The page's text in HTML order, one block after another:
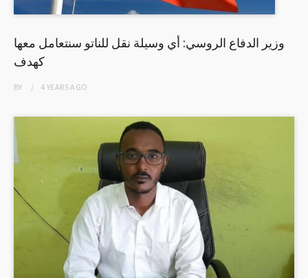
وزير الدفاع الروسي: أي وسيلة نقل للناتو سنتعامل معها
كهدف
BY 4 YEARSAGO